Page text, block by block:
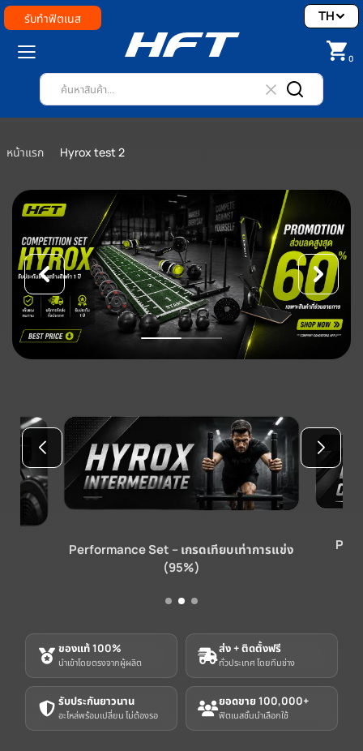
รับทำฟิตเนส
0
TH
หน้าแรก Hyrox test 2
เซ็ตอุปกรณ์ HYROX ครบชุด 3 ระดับ ของแท้
Performance Set – เกรดเทียบเท่าการแข่ง
(95%)
Pro
ของแท้ 100%
นำเข้าโดยตรงจากผู้ผลิต
ส่ง + ติดตั้งฟรี
ทั่วประเทศ โดยทีมช่าง
รับประกันยาวนาน
อะไหล่พร้อมเปลี่ยน ไม่ต้องรอ
ยอดขาย 100,000+
ฟิตเนสชั้นนำเลือกใช้